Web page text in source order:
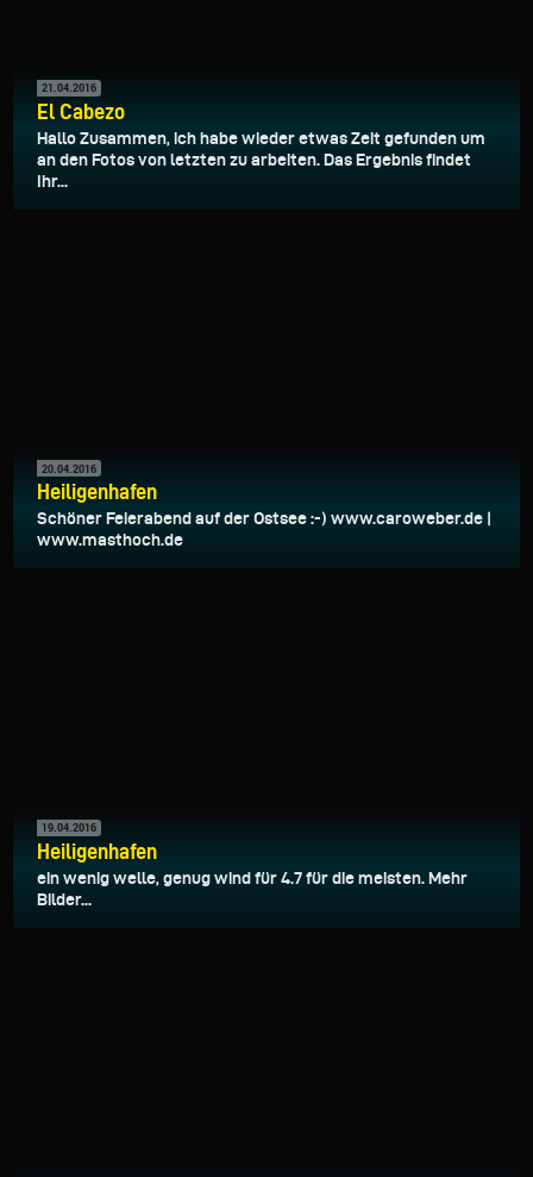
21.04.2016
El Cabezo
Hallo Zusammen, ich habe wieder etwas Zeit gefunden um
an den Fotos von letzten zu arbeiten. Das Ergebnis findet
Ihr...
20.04.2016
Heiligenhafen
Schöner Feierabend auf der Ostsee :-) www.caroweber.de |
www.masthoch.de
19.04.2016
Heiligenhafen
ein wenig welle, genug wind für 4.7 für die meisten. Mehr
Bilder...